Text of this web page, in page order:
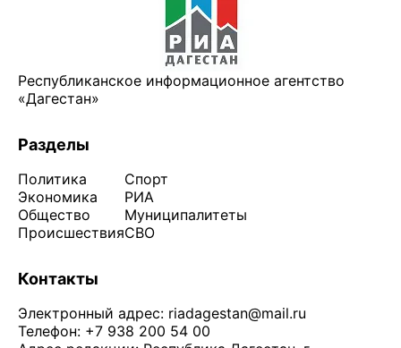
Республиканское информационное агентство
«Дагестан»
Разделы
Политика
Экономика
Общество
Происшествия
Спорт
РИА
Муниципалитеты
СВО
Контакты
Электронный адрес: riadagestan@mail.ru
Телефон: +7 938 200 54 00